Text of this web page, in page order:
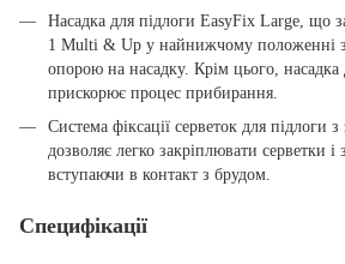
Насадка для підлоги EasyFix Large, що
1 Multi & Up у найнижчому положенні
опорою на насадку. Крім цього, насадка
прискорює процес прибирання.
Система фіксації серветок для підлоги
дозволяє легко закріплювати серветки і
вступаючи в контакт з брудом.
Специфікації